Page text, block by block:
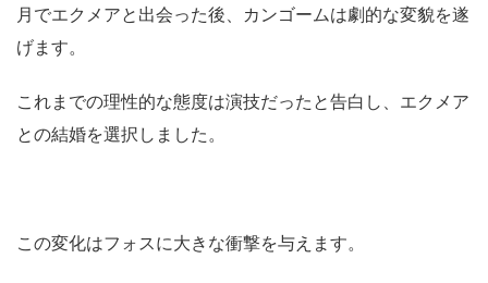
月でエクメアと出会った後、カンゴームは劇的な変貌を遂
げます。
これまでの理性的な態度は演技だったと告白し、エクメア
との結婚を選択しました。
この変化はフォスに大きな衝撃を与えます。